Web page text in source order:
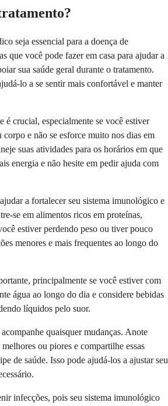
seja essencial para a doença de
que você pode fazer em casa para ajudar a
sua saúde geral durante o tratamento.
lo a se sentir mais confortável e manter
é crucial, especialmente se você estiver
e não se esforce muito nos dias em
suas atividades para os horários em que
energia e não hesite em pedir ajuda com
a fortalecer seu sistema imunológico e
se em alimentos ricos em proteínas,
estiver perdendo peso ou tiver pouco
menores e mais frequentes ao longo do
principalmente se você estiver com
água ao longo do dia e considere bebidas
líquidos pelo suor.
quaisquer mudanças. Anote
ou piores e compartilhe essas
de saúde. Isso pode ajudá-los a ajustar seu
infecções, pois seu sistema imunológico